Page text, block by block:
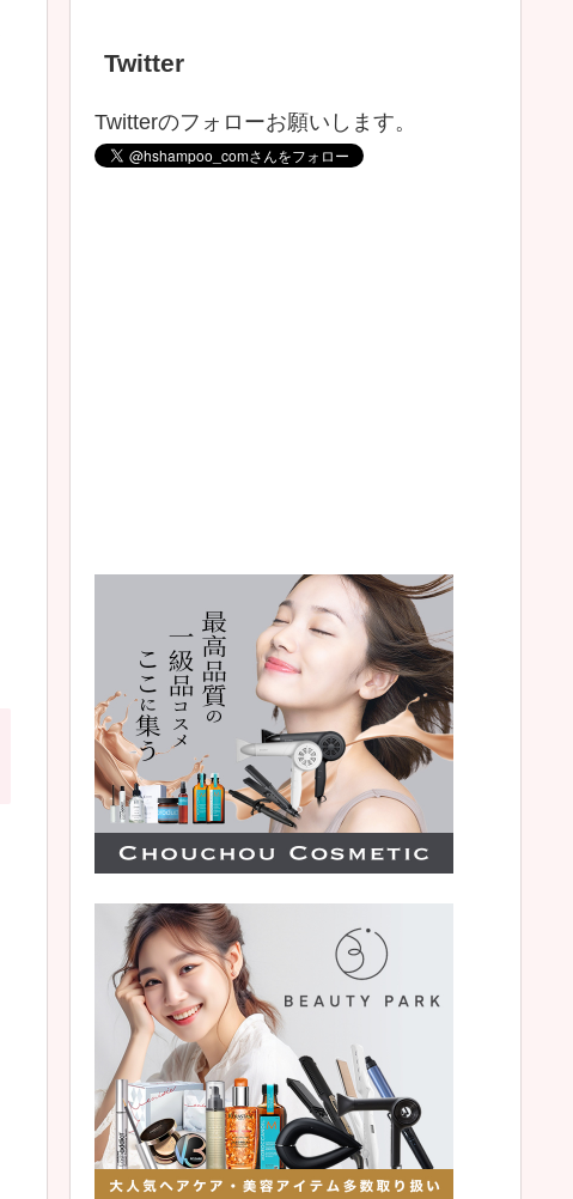
Twitter
Twitterのフォローお願いします。